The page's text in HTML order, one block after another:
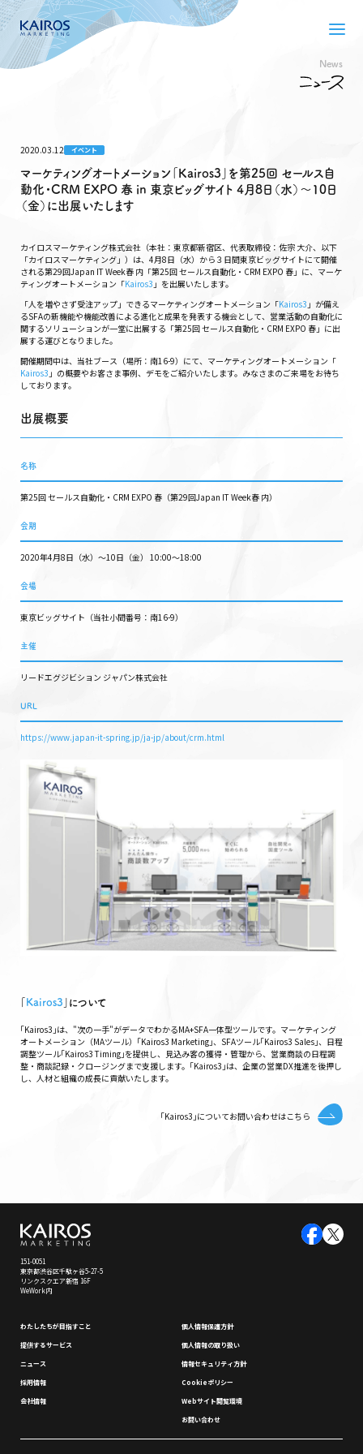
News
2020.03.12 イベント
マーケティングオートメーション「Kairos3」を第25回 セールス自
動化・CRM EXPO 春 in 東京ビッグサイト 4月8日（水）〜10日
（金）に出展いたします
カイロスマーケティング株式会社（本社：東京都新宿区、代表取締役：佐宗 大介、以下
「カイロスマーケティング」）は、4月8日（水）から３日間東京ビッグサイトにて開催
される第29回Japan IT Week春 内「第25回 セールス自動化・CRM EXPO 春」に、マーケ
ティングオートメーション「Kairos3 」を出展いたします。
「人を増やさず受注アップ」できるマーケティングオートメーション「Kairos3 」が備え
るSFAの新機能や機能改善による進化と成果を発表する機会として、営業活動の自動化に
関するソリューションが一堂に出展する「第25回 セールス自動化・CRM EXPO 春」に出
展する運びとなりました。
開催期間中は、当社ブース（場所：南16-9）にて、マーケティングオートメーション「
Kairos3 」の概要やお客さま事例、デモをご紹介いたします。みなさまのご来場をお待ち
しております。
出展概要
名称
第25回 セールス自動化・CRM EXPO 春（第29回Japan IT Week春 内）
会期
2020年4月8日（水）〜10日（金） 10:00〜18:00
会場
東京ビッグサイト（当社小間番号：南16-9）
主催
リードエグジビション ジャパン株式会社
URL
https://www.japan-it-spring.jp/ja-jp/about/crm.html
Kairos3 ｣について
｢Kairos3｣は、"次の一手"がデータでわかるMA+SFA一体型ツールです。マーケティング
オートメーション（MAツール）｢Kairos3 Marketing｣、SFAツール｢Kairos3 Sales｣、日程
調整ツール｢Kairos3 Timing｣を提供し、見込み客の獲得・管理から、営業商談の日程調
整・商談記録・クロージングまで支援します。｢Kairos3｣は、企業の営業DX推進を後押し
し、人材と組織の成長に貢献いたします。
｢Kairos3｣についてお問い合わせはこちら
151-0051
東京都渋谷区千駄ヶ谷5-27-5
リンクスクエア新宿 16F
WeWork内
わたしたちが⽬指すこと
提供するサービス
ニュース
採⽤情報
会社情報
個⼈情報保護⽅針
個⼈情報の取り扱い
情報セキュリティ⽅針
Cookieポリシー
Webサイト閲覧環境
お問い合わせ